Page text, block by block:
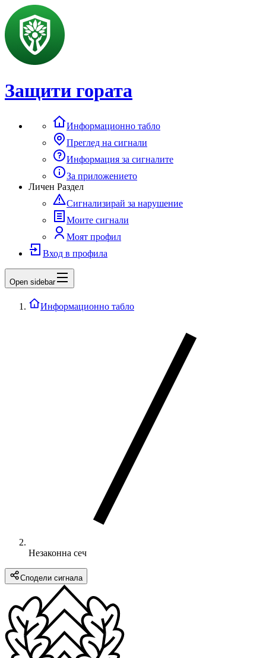
Защити гората
Информационно табло
Преглед на сигнали
Информация за сигналите
За приложението
Личен Раздел
Сигнализирай за нарушение
Моите сигнали
Моят профил
Вход в профила
Open sidebar
Информационно табло
Незаконна сеч
Сподели сигнала